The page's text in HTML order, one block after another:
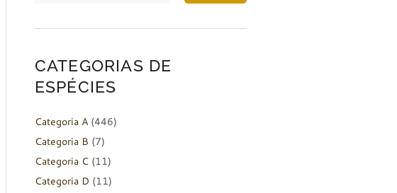
CATEGORIAS DE
ESPÉCIES
Categoria A(446)
Categoria B (7)
Categoria C(11)
Categoria D (11)